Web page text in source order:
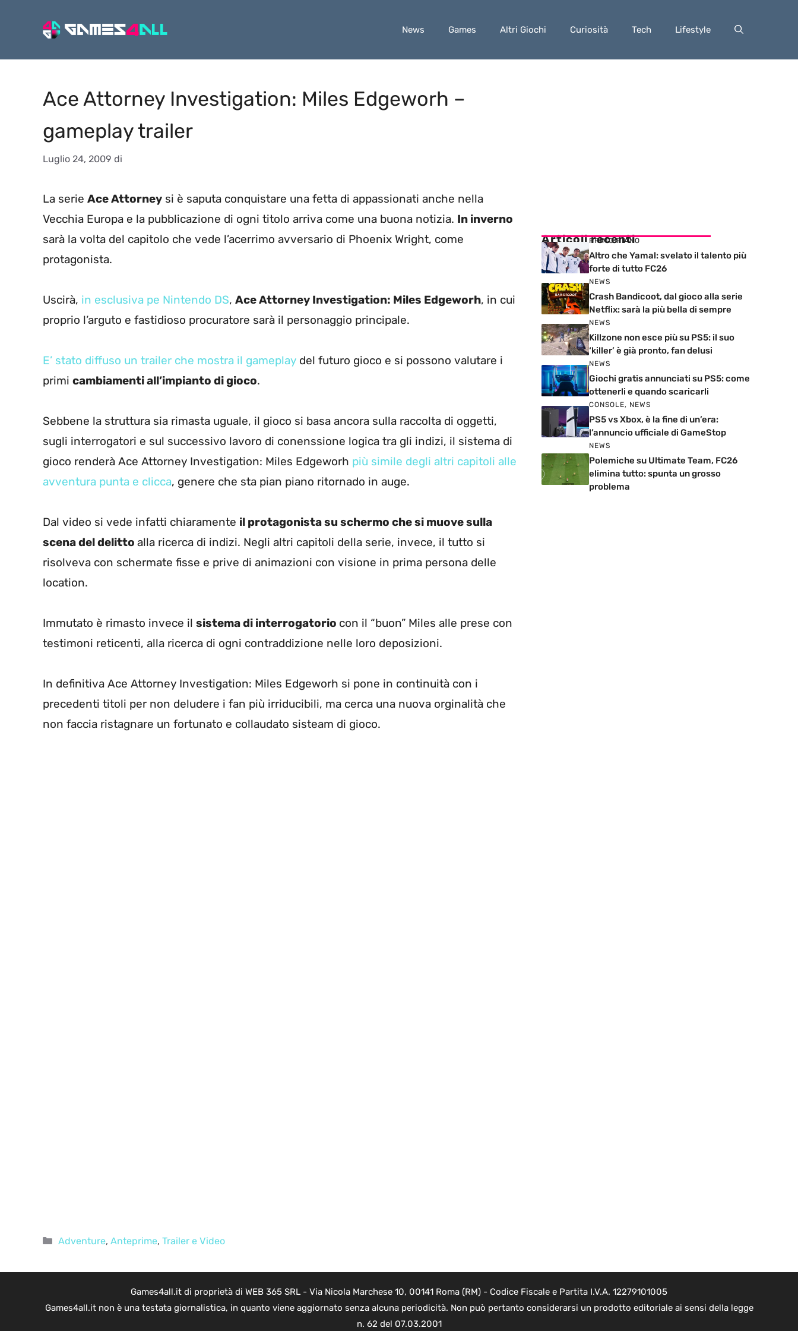
News Games Altri Giochi Curiosità Tech Lifestyle
Ace Attorney Investigation: Miles Edgeworh –
gameplay trailer
Luglio 24, 2009 di
La serie Ace Attorney si è saputa conquistare una fetta di appassionati anche nella
Vecchia Europa e la pubblicazione di ogni titolo arriva come una buona notizia. In inverno
sarà la volta del capitolo che vede l’acerrimo avversario di Phoenix Wright, come
protagonista.
Uscirà, in esclusiva pe Nintendo DS, Ace Attorney Investigation: Miles Edgeworh, in cui
proprio l’arguto e fastidioso procuratore sarà il personaggio principale.
E’ stato diffuso un trailer che mostra il gameplay del futuro gioco e si possono valutare i
primi cambiamenti all’impianto di gioco.
Sebbene la struttura sia rimasta uguale, il gioco si basa ancora sulla raccolta di oggetti,
sugli interrogatori e sul successivo lavoro di conenssione logica tra gli indizi, il sistema di
gioco renderà Ace Attorney Investigation: Miles Edgeworh più simile degli altri capitoli alle
avventura punta e clicca, genere che sta pian piano ritornado in auge.
Dal video si vede infatti chiaramente il protagonista su schermo che si muove sulla
scena del delitto alla ricerca di indizi. Negli altri capitoli della serie, invece, il tutto si
risolveva con schermate fisse e prive di animazioni con visione in prima persona delle
location.
Immutato è rimasto invece il sistema di interrogatorio con il “buon” Miles alle prese con
testimoni reticenti, alla ricerca di ogni contraddizione nelle loro deposizioni.
In definitiva Ace Attorney Investigation: Miles Edgeworh si pone in continuità con i
precedenti titoli per non deludere i fan più irriducibili, ma cerca una nuova orginalità che
non faccia ristagnare un fortunato e collaudato sisteam di gioco.
Categorie
Adventure, Anteprime, Trailer e Video
Articoli recenti
PRIMO PIANO
Altro che Yamal: svelato il talento più
forte di tutto FC26
NEWS
Crash Bandicoot, dal gioco alla serie
Netflix: sarà la più bella di sempre
NEWS
Killzone non esce più su PS5: il suo
‘killer’ è già pronto, fan delusi
NEWS
Giochi gratis annunciati su PS5: come
ottenerli e quando scaricarli
CONSOLE, NEWS
PS5 vs Xbox, è la fine di un’era:
l’annuncio ufficiale di GameStop
NEWS
Polemiche su Ultimate Team, FC26
elimina tutto: spunta un grosso
problema
Games4all.it di proprietà di WEB 365 SRL - Via Nicola Marchese 10, 00141 Roma (RM) - Codice Fiscale e Partita I.V.A. 12279101005
Games4all.it non è una testata giornalistica, in quanto viene aggiornato senza alcuna periodicità. Non può pertanto considerarsi un prodotto editoriale ai sensi della legge
n. 62 del 07.03.2001